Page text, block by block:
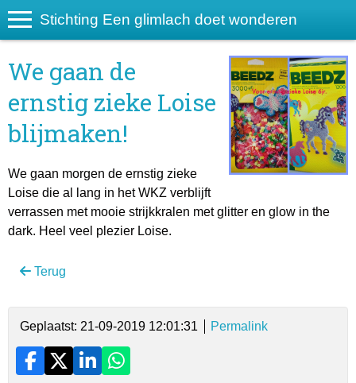
Stichting Een glimlach doet wonderen
We gaan de
ernstig zieke Loise
blijmaken!
We gaan morgen de ernstig zieke
Loise die al lang in het WKZ verblijft
verrassen met mooie strijkkralen met glitter en glow in the
dark. Heel veel plezier Loise.
Terug
Geplaatst: 21-09-2019 12:01:31 Permalink